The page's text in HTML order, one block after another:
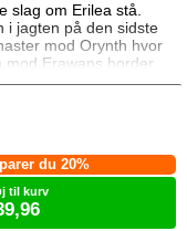
slag om Erilea stå.
i jagten på den sidste
mod Orynth hvor
Erawans horder.
Men kan deres
du 20%
til kurv